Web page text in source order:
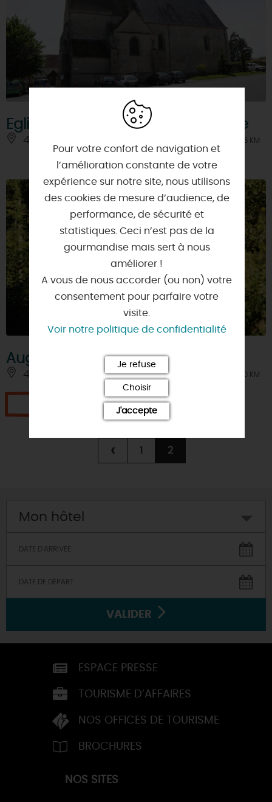
Eglise Saint-Amand-Saint-Sulpice
45390 - LA NEUVILLE-SUR-ESSONNE À 9.5 KM
Augerville-la-Rivière
45330 - AUGERVILLE-LA-RIVIERE À 10 KM
‹ 1 2
Mon hôtel
VALIDER
ESPACE PRESSE
TOURISME D’AFFAIRES
NOS OFFICES DE TOURISME
BROCHURES
NOS SITES
Pour votre confort de navigation et
l’amélioration constante de votre
expérience sur notre site, nous utilisons
des cookies de mesure d’audience, de
performance, de sécurité et
statistiques. Ceci n’est pas de la
gourmandise mais sert à nous
améliorer !
A vous de nous accorder (ou non) votre
consentement pour parfaire votre
visite.
Voir notre politique de confidentialité
Je refuse
Choisir
J'accepte